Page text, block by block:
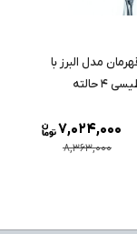
مدل البرز با
حالته
8,363,000
7,024,000